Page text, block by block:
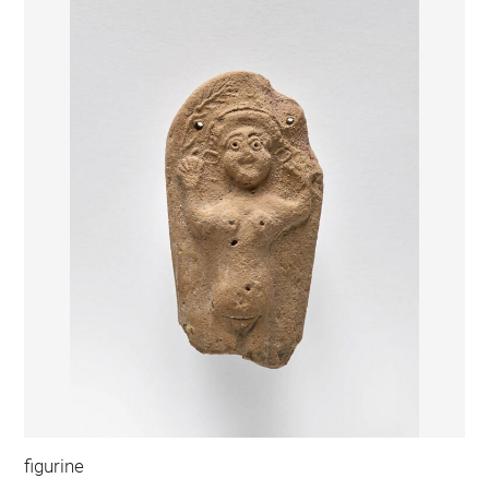
figurine